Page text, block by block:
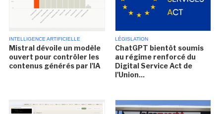
INTELLIGENCE ARTIFICIELLE
Mistral dévoile un modèle
ouvert pour contrôler les
contenus générés par l'IA
LÉGISLATION
ChatGPT bientôt soumis
au régime renforcé du
Digital Service Act de
l'Union...